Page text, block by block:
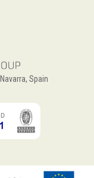
Spain